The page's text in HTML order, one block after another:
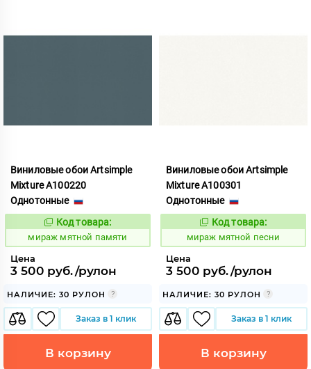
Виниловые обои Artsimple
Mixture A100220
Однотонные
992193
Код товара:
мираж мятной памяти
Цена
3 500 руб./рулон
НАЛИЧИЕ: 30 РУЛОН
Заказ в 1 клик
В корзину
Виниловые обои Artsimple
Mixture A100301
Однотонные
992194
Код товара:
мираж мятной песни
Цена
3 500 руб./рулон
НАЛИЧИЕ: 30 РУЛОН
Заказ в 1 клик
В корзину